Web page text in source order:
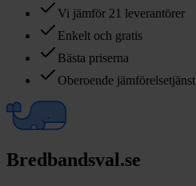
Vi jämför 21 leverantörer
Enkelt och gratis
Bästa priserna
Oberoende jämförelsetjänst
Bredbandsval.se